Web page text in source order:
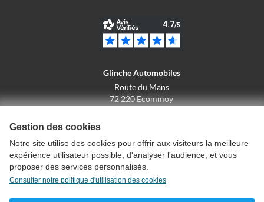
Glinche Automobiles
Route du Mans
72 220 Ecommoy
Conditions générales de vente
Gestion des cookies
Notre site utilise des cookies pour offrir aux visiteurs la meilleure
expérience utilisateur possible, d'analyser l'audience, et vous
proposer des services personnalisés.
Consulter notre politique d'utilisation des cookies